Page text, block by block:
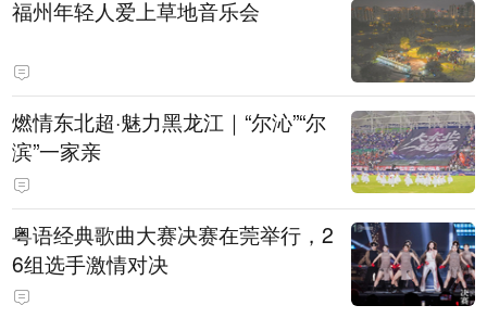
福州年轻人爱上草地音乐会
燃情东北超·魅力黑龙江｜“尔沁”“尔
滨”一家亲
粤语经典歌曲大赛决赛在莞举行，2
6组选手激情对决